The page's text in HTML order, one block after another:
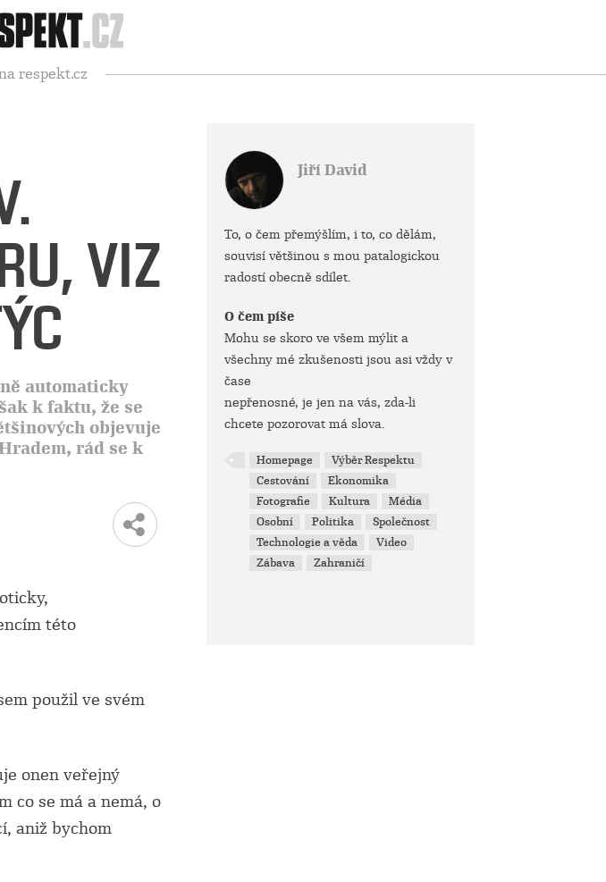
Respekt
respekt.cz
VIZ
automaticky
k faktu, že se
objevuje
rád se k
této
použil ve svém
onen veřejný
co se má a nemá, o
aniž bychom
Jiří David
To, o čem přemýšlím, i to, co dělám,
souvisí většinou s mou patalogickou
radostí obecně sdílet.
O čem píše
Mohu se skoro ve všem mýlit a
všechny mé zkušenosti jsou asi vždy v
čase
nepřenosné, je jen na vás, zda-li
chcete pozorovat má slova.
Homepage
Výběr Respektu
Cestování
Ekonomika
Fotografie
Kultura
Média
Osobní
Politika
Společnost
Technologie a věda
Video
Zábava
Zahraničí